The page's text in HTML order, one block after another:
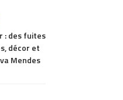
: des fuites
décor et
Mendes